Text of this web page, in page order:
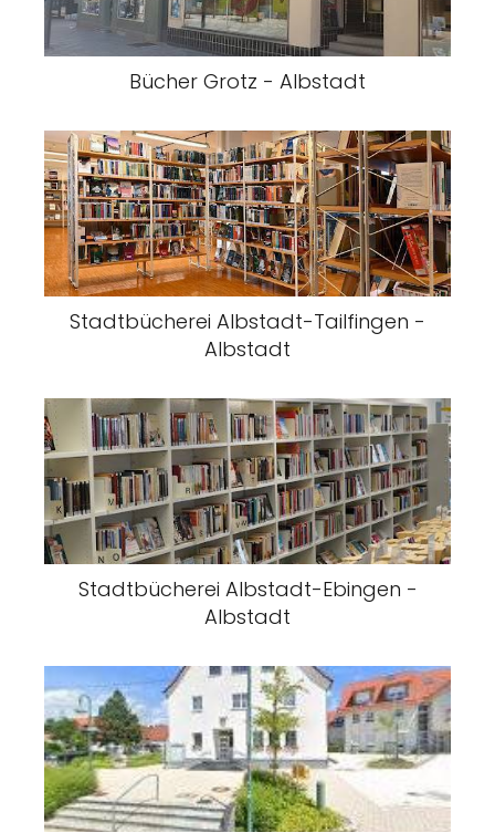
Bücher Grotz - Albstadt
Stadtbücherei Albstadt-Tailfingen -
Albstadt
Stadtbücherei Albstadt-Ebingen -
Albstadt